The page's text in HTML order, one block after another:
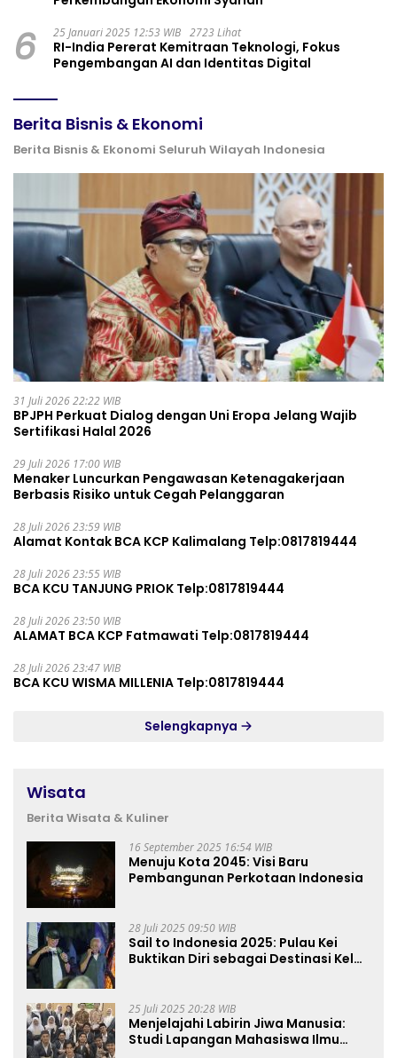
6 25 Januari 2025 12:53 WIB 2723 Lihat
RI-India Pererat Kemitraan Teknologi, Fokus
Pengembangan AI dan Identitas Digital
Berita Bisnis & Ekonomi
Berita Bisnis & Ekonomi Seluruh Wilayah Indonesia
31 Juli 2026 22:22 WIB
BPJPH Perkuat Dialog dengan Uni Eropa Jelang Wajib
Sertifikasi Halal 2026
29 Juli 2026 17:00 WIB
Menaker Luncurkan Pengawasan Ketenagakerjaan
Berbasis Risiko untuk Cegah Pelanggaran
28 Juli 2026 23:59 WIB
Alamat Kontak BCA KCP Kalimalang Telp:0817819444
28 Juli 2026 23:55 WIB
BCA KCU TANJUNG PRIOK Telp:0817819444
28 Juli 2026 23:50 WIB
ALAMAT BCA KCP Fatmawati Telp:0817819444
28 Juli 2026 23:47 WIB
BCA KCU WISMA MILLENIA Telp:0817819444
Selengkapnya
Wisata
Berita Wisata & Kuliner
16 September 2025 16:54 WIB
Menuju Kota 2045: Visi Baru
Pembangunan Perkotaan Indonesia
28 Juli 2025 09:50 WIB
Sail to Indonesia 2025: Pulau Kei
Buktikan Diri sebagai Destinasi Kelas
25 Juli 2025 20:28 WIB
Menjelajahi Labirin Jiwa Manusia:
Studi Lapangan Mahasiswa Ilmu